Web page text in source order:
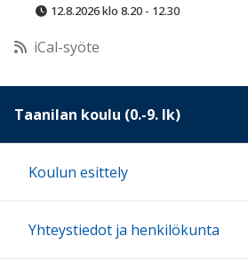
14:00
15:00
18:00
12.8.2026 klo 8.20 - 12.30
iCal-syöte
Taanilan koulu (0.-9. lk)
Koulun esittely
Yhteystiedot ja henkilökunta